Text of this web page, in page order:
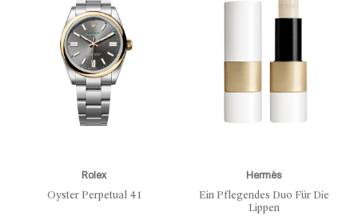
Rolex
Oyster Perpetual 41
Hermès
Ein Pflegendes Duo Für Die
Lippen